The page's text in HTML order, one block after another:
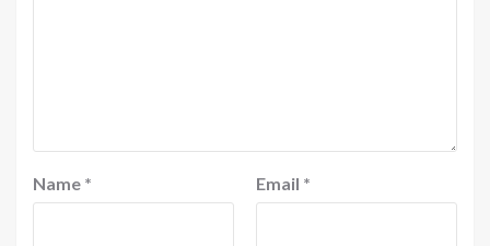
Name * Email *